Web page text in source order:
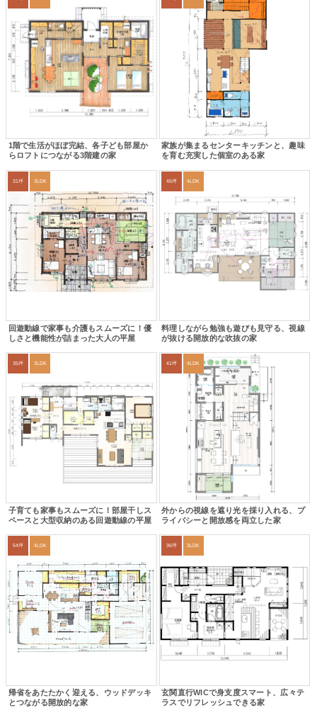
1階で生活がほぼ完結、各子ども部屋か
らロフトにつながる3階建の家
家族が集まるセンターキッチンと、趣味
を育む充実した個室のある家
31坪 3LDK
回遊動線で家事も介護もスムーズに！優
しさと機能性が詰まった大人の平屋
45坪 4LDK
料理しながら勉強も遊びも見守る、視線
が抜ける開放的な吹抜の家
35坪 3LDK
子育ても家事もスムーズに！部屋干しス
ペースと大型収納のある回遊動線の平屋
41坪 4LDK
外からの視線を遮り光を採り入れる、プ
ライバシーと開放感を両立した家
54坪 4LDK
帰省をあたたかく迎える、ウッドデッキ
とつながる開放的な家
36坪 3LDK
玄関直行WICで身支度スマート、広々テ
ラスでリフレッシュできる家